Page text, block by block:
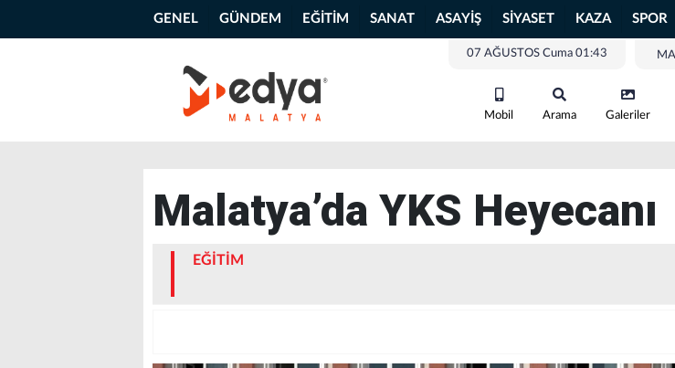
GENEL GÜNDEM EĞİTİM SANAT ASAYİŞ SİYASET KAZA SPOR
07 AĞUSTOS Cuma 01:43
Mobil Arama Galeriler
Malatya’da YKS Heyecanı
EĞİTİM